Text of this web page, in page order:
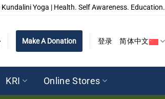
Yoga | Health. Self Awareness. Education.
Make A Donation 登录 简体中文
KRI Online Stores